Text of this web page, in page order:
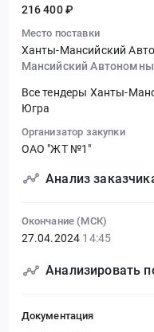
216 400 ₽
Место поставки
Ханты-Мансийский
Мансийский
Все тендеры Ханты-
Югра
Организатор закупки
ОАО "ЖТ №1"
Анализ
Окончание (МСК)
27.04.2024 14:45
Анализировать
Документация